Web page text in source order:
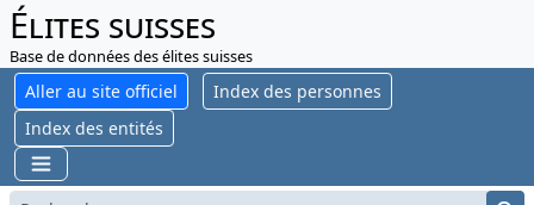
Élites suisses
Base de données des élites suisses
Aller au site officiel
Index des personnes
Index des entités